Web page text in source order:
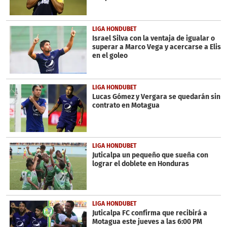
LIGA HONDUBET
Israel Silva con la ventaja de igualar o
superar a Marco Vega y acercarse a Elis
en el goleo
LIGA HONDUBET
Lucas Gómez y Vergara se quedarán sin
contrato en Motagua
LIGA HONDUBET
Juticalpa un pequeño que sueña con
lograr el doblete en Honduras
LIGA HONDUBET
Juticalpa FC confirma que recibirá a
Motagua este jueves a las 6:00 PM